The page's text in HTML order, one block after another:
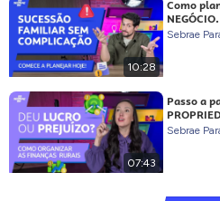
10:28
Como
NEGÓCIO.
Sebrae
07:43
Passo a
Sebrae